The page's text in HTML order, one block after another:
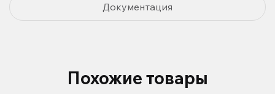
Документация
Похожие товары